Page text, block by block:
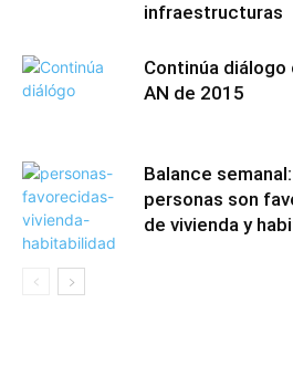
infraestructuras
Continúa
AN de 2015
Balance
personas son
de vivienda y